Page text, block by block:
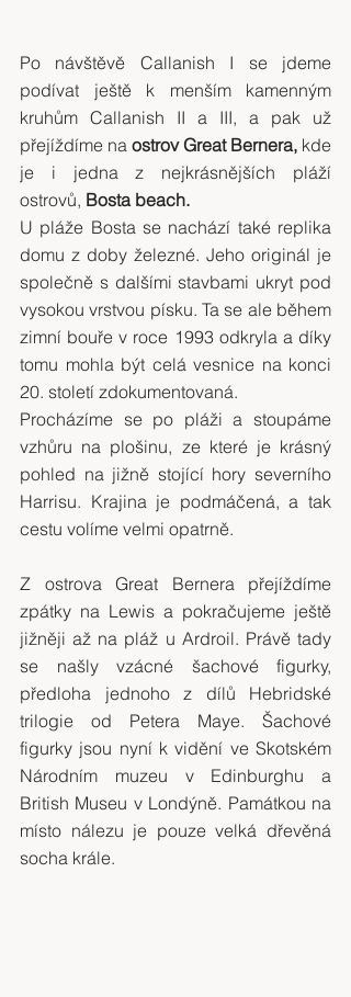
Po návštěvě Callanish I se jdeme
podívat ještě k menším kamenným
kruhům Callanish II a III, a pak už
přejíždíme na ostrov Great Bernera, kde
je i jedna z nejkrásnějších pláží
ostrovů, Bosta beach.
U pláže Bosta se nachází také replika
domu z doby železné. Jeho originál je
společně s dalšími stavbami ukryt pod
vysokou vrstvou písku. Ta se ale během
zimní bouře v roce 1993 odkryla a díky
tomu mohla být celá vesnice na konci
20. století zdokumentovaná.
Procházíme se po pláži a stoupáme
vzhůru na plošinu, ze které je krásný
pohled na jižně stojící hory severního
Harrisu. Krajina je podmáčená, a tak
cestu volíme velmi opatrně.
Z ostrova Great Bernera přejíždíme
zpátky na Lewis a pokračujeme ještě
jižněji až na pláž u Ardroil. Právě tady
se našly vzácné šachové figurky,
předloha jednoho z dílů Hebridské
trilogie od Petera Maye. Šachové
figurky jsou nyní k vidění ve Skotském
Národním muzeu v Edinburghu a
British Museu v Londýně. Památkou na
místo nálezu je pouze velká dřevěná
socha krále.